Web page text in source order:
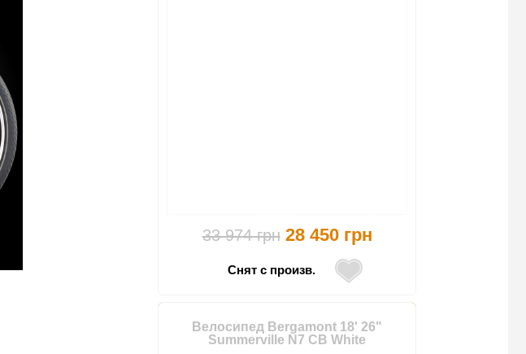
33 974 грн 28 450 грн
Снят с произв.
Велосипед Bergamont 18' 26"
Summerville N7 CB White